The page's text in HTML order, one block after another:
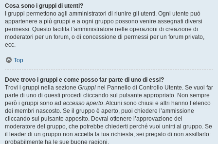
Cosa sono i gruppi di utenti?
I gruppi permettono agli amministratori di riunire gli utenti. Ogni utente può
appartenere a più gruppi e a ogni gruppo possono venire assegnati diversi
permessi. Questo facilita l’amministratore nelle operazioni di creazione di
moderatori per un forum, o di concessione di permessi per un forum privato,
ecc.
Top
Dove trovo i gruppi e come posso far parte di uno di essi?
Trovi i gruppi nella sezione Gruppi nel Pannello di Controllo Utente. Se vuoi far
parte di uno di questi procedi cliccando sul pulsante appropriato. Non sempre
però i gruppi sono ad accesso aperto. Alcuni sono chiusi e altri hanno l’elenco
dei membri nascosto. Se il gruppo è aperto, puoi chiedere l’ammissione
cliccando sul pulsante apposito. Dovrai ottenere l’approvazione del
moderatore del gruppo, che potrebbe chiederti perché vuoi unirti al gruppo. Se
il leader di un gruppo non accetta la tua richiesta, sei pregato di non assillarlo:
probabilmente ha le sue buone ragioni.